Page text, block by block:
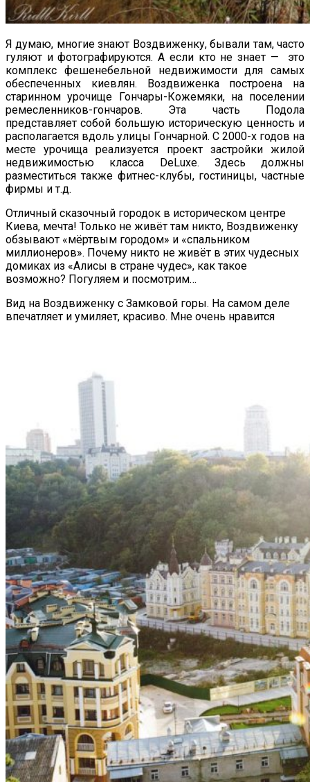
Я думаю, многие знают Воздвиженку, бывали там, часто
гуляют и фотографируются. А если кто не знает — это
комплекс фешенебельной недвижимости для самых
обеспеченных киевлян. Воздвиженка построена на
старинном урочище Гончары-Кожемяки, на поселении
ремесленников-гончаров. Эта часть Подола
представляет собой большую историческую ценность и
располагается вдоль улицы Гончарной. С 2000-х годов на
месте урочища реализуется проект застройки жилой
недвижимостью класса DeLuxe. Здесь должны
разместиться также фитнес-клубы, гостиницы, частные
фирмы и т.д.
Отличный сказочный городок в историческом центре
Киева, мечта! Только не живёт там никто, Воздвиженку
обзывают «мёртвым городом» и «спальником
миллионеров». Почему никто не живёт в этих чудесных
домиках из «Алисы в стране чудес», как такое
возможно? Погуляем и посмотрим…
Вид на Воздвиженку с Замковой горы. На самом деле
впечатляет и умиляет, красиво. Мне очень нравится